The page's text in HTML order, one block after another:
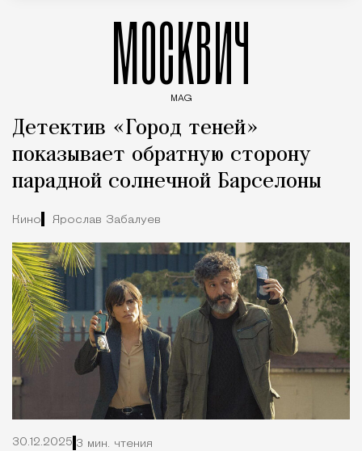
МОСКВИЧ
MAG
Детектив «Город теней»
показывает обратную сторону
парадной солнечной Барселоны
Кино Ярослав Забалуев
30.12.2025 3 мин. чтения